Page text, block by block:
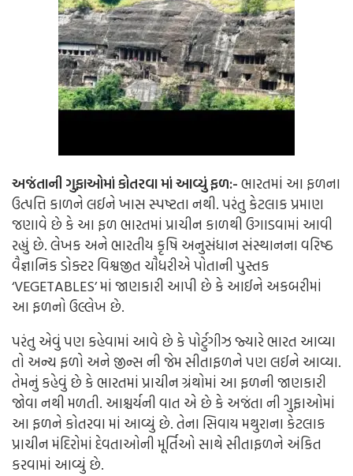
અજંતાની ગુફાઓમાં કોતરવા માં આવ્યું ફળ:-ભારતમાં આ ફળના
ઉત્પત્તિ કાળને લઈને ખાસ સ્પષ્ટતા નથી. પરંતુ કેટલાક પ્રમાણ
જણાવે છે કે આ ફળ ભારતમાં પ્રાચીન કાળથી ઉગાડવામાં આવી
રહ્યું છે. લેખક અને ભારતીય કૃષિ અનુસંધાન સંસ્થાનના વરિષ્ઠ
વૈજ્ઞાનિક ડોક્ટર વિશ્વજીત ચૌધરીએ પોતાની પુસ્તક
‘VEGETABLES’ માં જાણકારી આપી છે કે આઈને અકબરીમાં
આ ફળનો ઉલ્લેખ છે.
પરંતુ એવું પણ કહેવામાં આવે છે કે પોર્ટુગીઝ જ્યારે ભારત આવ્યા
તો અન્ય ફળો અને જીન્સ ની જેમ સીતાફળને પણ લઈને આવ્યા.
તેમનું કહેવું છે કે ભારતમાં પ્રાચીન ગ્રંથોમાં આ ફળની જાણકારી
જોવા નથી મળતી. આશ્ચર્યની વાત એ છે કે અજંતા ની ગુફાઓમાં
આ ફળને કોતરવા માં આવ્યું છે. તેના સિવાય મથુરાના કેટલાક
પ્રાચીન મંદિરોમાં દેવતાઓની મૂર્તિઓ સાથે સીતાફળને અંકિત
કરવામાં આવ્યું છે.